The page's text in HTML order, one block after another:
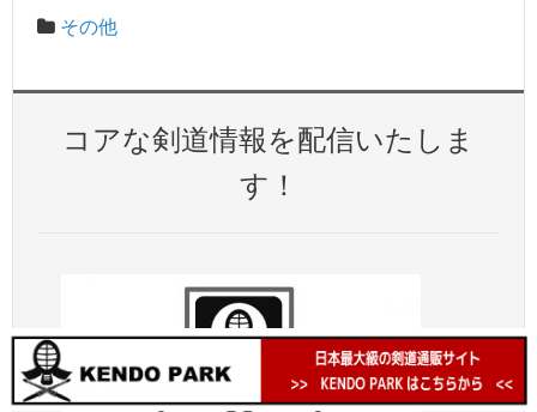
その他
コアな剣道情報を配信いたしま
す！